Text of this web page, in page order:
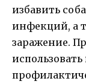
избавить
инфекций, а
заражение.